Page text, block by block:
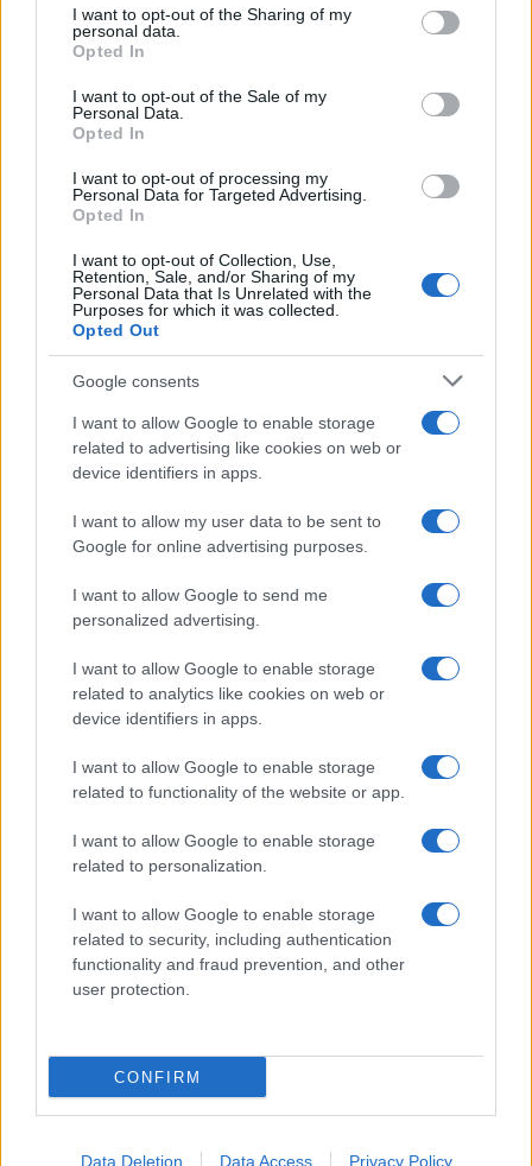
disclose it to other third parties.
Please note that this website/app uses one or more Google
services and may gather and store information including but
not limited to your visit or usage behaviour. You may click to
grant or deny consent to Google and its third-party tags to
consent section.
I want to opt-out of the Sharing of my
personal data.
Opted In
I want to opt-out of the Sale of my
Personal Data.
Opted In
I want to opt-out of processing my
Personal Data for Targeted Advertising.
Opted In
I want to opt-out of Collection, Use,
Retention, Sale, and/or Sharing of my
Personal Data that Is Unrelated with the
Purposes for which it was collected.
Opted Out
Google consents
I want to allow Google to enable storage
related to advertising like cookies on web or
device identifiers in apps.
I want to allow my user data to be sent to
Google for online advertising purposes.
I want to allow Google to send me
personalized advertising.
I want to allow Google to enable storage
related to analytics like cookies on web or
device identifiers in apps.
I want to allow Google to enable storage
related to functionality of the website or app.
I want to allow Google to enable storage
related to personalization.
I want to allow Google to enable storage
related to security, including authentication
functionality and fraud prevention, and other
user protection.
CONFIRM
Data Deletion Data Access Privacy Policy
FRASI
Frasi celebri
Frasi da condividere
Poesie
FILM
Frasi dei film
Frasi film più lette
Incipit dei film
Film più cercati
Frasi sul cinema
SERVIZI
Mappa del sito
Cookie Policy
Frasi suddivise per tema
Indice degli autori
Aforismi .meglio.it è l'archivio web dedicato a frasi,
aforismi e citazioni più grande del web (137.905 frasi in
database) • ©2005-2025 • La riproduzione dei testi è
il sito ricava una commissione sugli acquisti idonei. •
Contatti